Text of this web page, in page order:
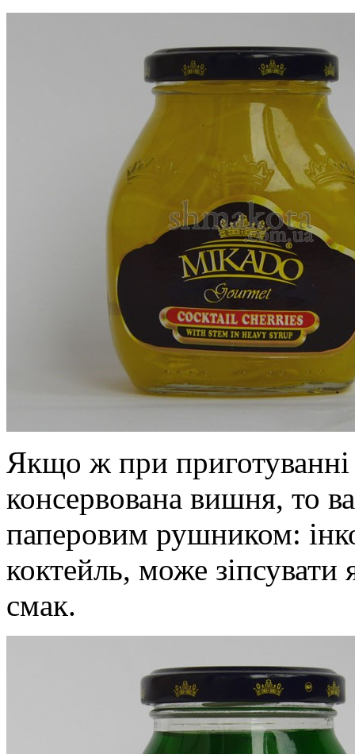
Якщо ж при приготуванні
консервована вишня, то
паперовим рушником:
коктейль, може зіпсувати
смак.